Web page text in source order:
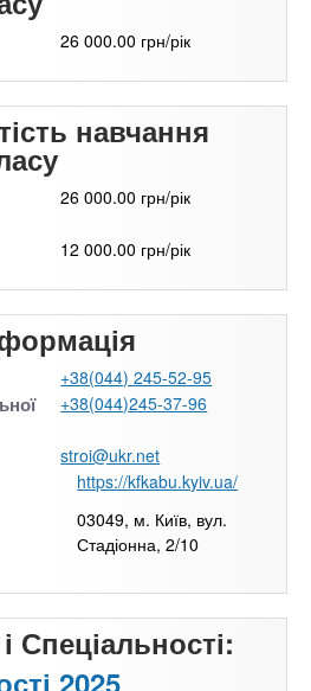
26 000.00 грн/рік
навчання
26 000.00 грн/рік
12 000.00 грн/рік
+38(044) 245-52-95
+38(044)245-37-96
stroi@ukr.net
https://kfkabu.kyiv.ua/
03049, м. Київ, вул.
Стадіонна, 2/10
Спеціальності:
2025